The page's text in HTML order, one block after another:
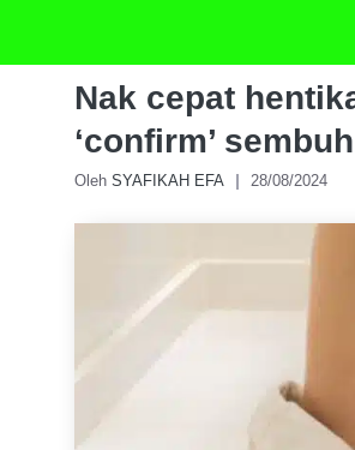
Nak cepat
‘confirm’
Oleh SYAFIKAH EFA 28/08/2024